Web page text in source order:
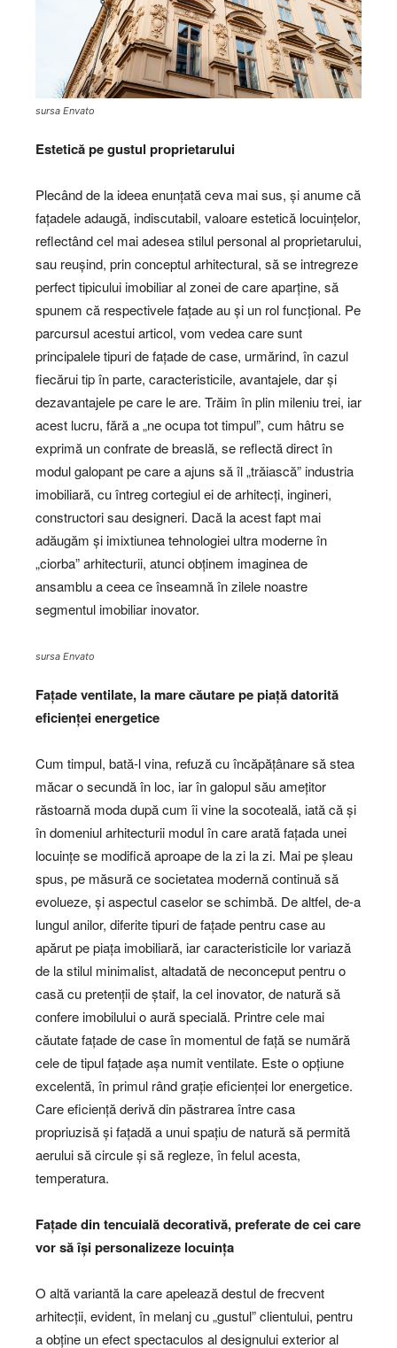
sursa Envato
Estetică pe gustul proprietarului
Plecând de la ideea enunțată ceva mai sus, și anume că
fațadele adaugă, indiscutabil, valoare estetică locuințelor,
reflectând cel mai adesea stilul personal al proprietarului,
sau reușind, prin conceptul arhitectural, să se intregreze
perfect tipicului imobiliar al zonei de care aparține, să
spunem că respectivele fațade au și un rol funcțional. Pe
parcursul acestui articol, vom vedea care sunt
principalele tipuri de fațade de case, urmărind, în cazul
fiecărui tip în parte, caracteristicile, avantajele, dar și
dezavantajele pe care le are. Trăim în plin mileniu trei, iar
acest lucru, fără a „ne ocupa tot timpul”, cum hâtru se
exprimă un confrate de breaslă, se reflectă direct în
modul galopant pe care a ajuns să îl „trăiască” industria
imobiliară, cu întreg cortegiul ei de arhitecți, ingineri,
constructori sau designeri. Dacă la acest fapt mai
adăugăm și imixtiunea tehnologiei ultra moderne în
„ciorba” arhitecturii, atunci obținem imaginea de
ansamblu a ceea ce înseamnă în zilele noastre
segmentul imobiliar inovator.
sursa Envato
Fațade ventilate, la mare căutare pe piață datorită
eficienței energetice
Cum timpul, bată-l vina, refuză cu încăpățânare să stea
măcar o secundă în loc, iar în galopul său amețitor
răstoarnă moda după cum îi vine la socoteală, iată că și
în domeniul arhitecturii modul în care arată fațada unei
locuințe se modifică aproape de la zi la zi. Mai pe șleau
spus, pe măsură ce societatea modernă continuă să
evolueze, și aspectul caselor se schimbă. De altfel, de-a
lungul anilor, diferite tipuri de fațade pentru case au
apărut pe piața imobiliară, iar caracteristicile lor variază
de la stilul minimalist, altadată de neconceput pentru o
casă cu pretenții de ștaif, la cel inovator, de natură să
confere imobilului o aură specială. Printre cele mai
căutate fațade de case în momentul de față se numără
cele de tipul fațade așa numit ventilate. Este o opțiune
excelentă, în primul rând grație eficienței lor energetice.
Care eficiență derivă din păstrarea între casa
propriuzisă și fațadă a unui spațiu de natură să permită
aerului să circule și să regleze, în felul acesta,
temperatura.
Fațade din tencuială decorativă, preferate de cei care
vor să își personalizeze locuința
O altă variantă la care apelează destul de frecvent
arhitecții, evident, în melanj cu „gustul” clientului, pentru
a obține un efect spectaculos al designului exterior al